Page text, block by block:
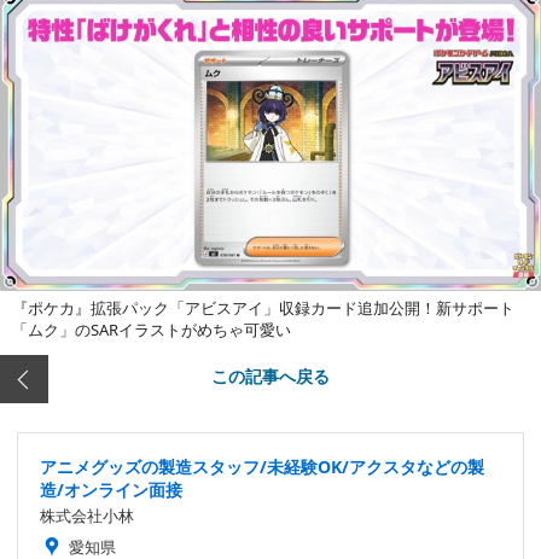
『ポケカ』拡張パック「アビスアイ」収録カード追加公開！新サポート
「ムク」のSARイラストがめちゃ可愛い
この記事へ戻る
アニメグッズの製造スタッフ/未経験OK/アクスタなどの製
造/オンライン面接
株式会社小林
愛知県